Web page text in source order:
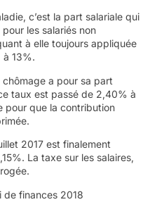
c’est la part salariale qui
les salariés non
à elle toujours appliquée
13%.
a pour sa part
taux est passé de 2,40% à
pour que la contribution
2017 est finalement
La taxe sur les salaires,
de finances 2018